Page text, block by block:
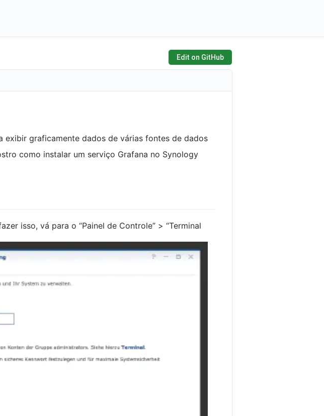
Edit on GitHub
graficamente dados de várias fontes de dados
como instalar um serviço Grafana no Synology
isso, vá para o “Painel de Controle” > “Terminal